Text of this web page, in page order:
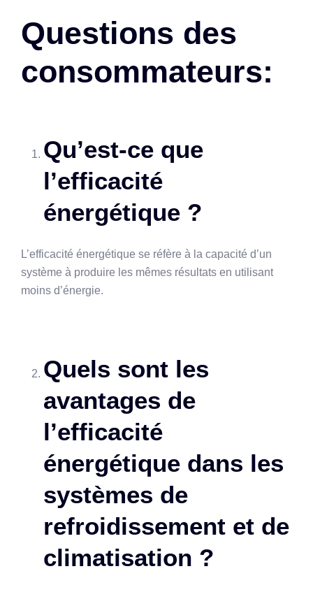
Questions des
consommateurs:
Qu’est-ce que
l’efficacité
énergétique ?
L’efficacité énergétique se réfère à la capacité d’un
système à produire les mêmes résultats en utilisant
moins d’énergie.
Quels sont les
avantages de
l’efficacité
énergétique dans les
systèmes de
refroidissement et de
climatisation ?